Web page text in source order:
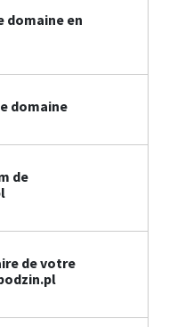
domaine en
domaine
de
de votre